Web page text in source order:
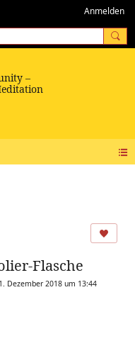
Anmelden
Flasche
Dezember 2018 um 13:44